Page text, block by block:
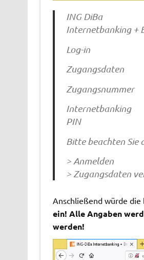
ING DiBa
Internetbanking +
Log-in
Zugangsdaten
Zugangsnummer
Internetbanking
PIN
Bitte beachten Sie
> Anmelden
> Zugangsdaten
Anschließend würde die
ein! Alle Angaben
werden!